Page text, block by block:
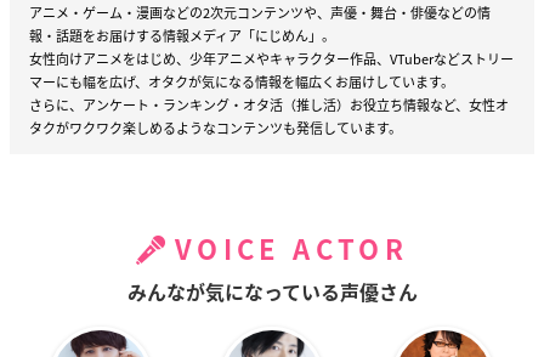
アニメ・ゲーム・漫画などの2次元コンテンツや、声優・舞台・俳優などの情
報・話題をお届けする情報メディア「にじめん」。
女性向けアニメをはじめ、少年アニメやキャラクター作品、VTuberなどストリー
マーにも幅を広げ、オタクが気になる情報を幅広くお届けしています。
さらに、アンケート・ランキング・オタ活（推し活）お役立ち情報など、女性オ
タクがワクワク楽しめるようなコンテンツも発信しています。
VOICE ACTOR
みんなが気になっている声優さん